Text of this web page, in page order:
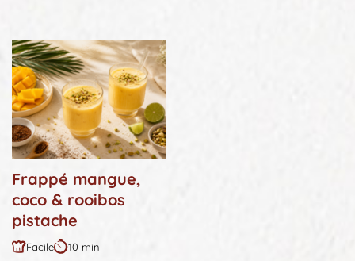
Frappé mangue,
coco & rooibos
pistache
Difficulté
Facile
Durée
10 min